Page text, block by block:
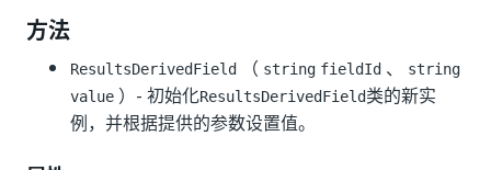
方法
ResultsDerivedField （ string fieldId 、
string
value ）- 初始化ResultsDerivedField类的新实
例，并根据提供的参数设置值。